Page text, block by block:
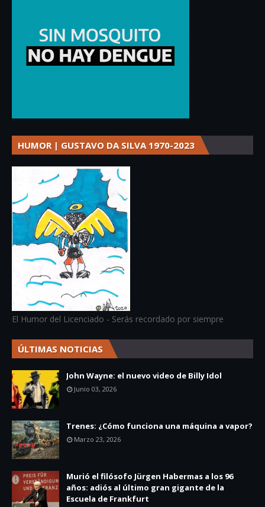
HUMOR | GUSTAVO DA SILVA 1970-2023
El Humor del Licenciado - Serás recordado por siempre
ÚLTIMAS NOTICIAS
John Wayne: el nuevo video de Billy Idol
Junio 03, 2026
Trenes: ¿Cómo funciona una máquina a vapor?
Marzo 23, 2026
Murió el filósofo Jürgen Habermas a los 96
años: adiós al último gran gigante de la
Escuela de Frankfurt